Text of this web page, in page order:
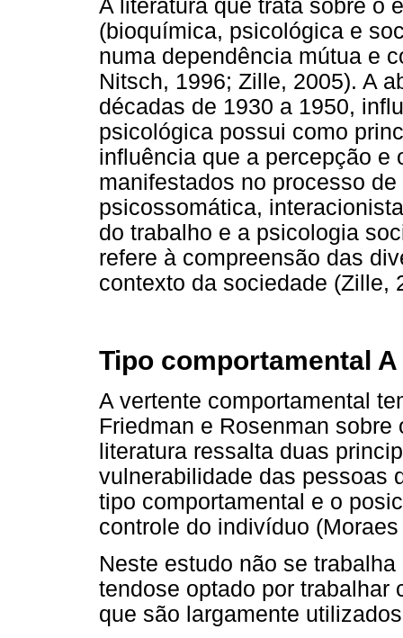
A literatura que trata sobre o
(bioquímica, psicológica e
numa dependência mútua e
Nitsch, 1996; Zille, 2005). A
décadas de 1930 a 1950,
psicológica possui como
influência que a percepção e
manifestados no processo
psicossomática,
do trabalho e a psicologia
refere à compreensão das
contexto da sociedade (Zille,
Tipo comportamental
A vertente comportamental
Friedman e Rosenman
literatura ressalta duas
vulnerabilidade das pessoas
tipo comportamental e o
controle do indivíduo
Neste estudo não se
tendose optado por trabalhar
que são largamente